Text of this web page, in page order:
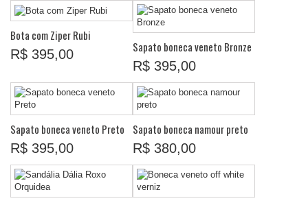
Bota com Ziper Rubi
R$ 395,00
Sapato boneca veneto Bronze
R$ 395,00
Sapato boneca veneto Preto
R$ 395,00
Sapato boneca namour preto
R$ 380,00